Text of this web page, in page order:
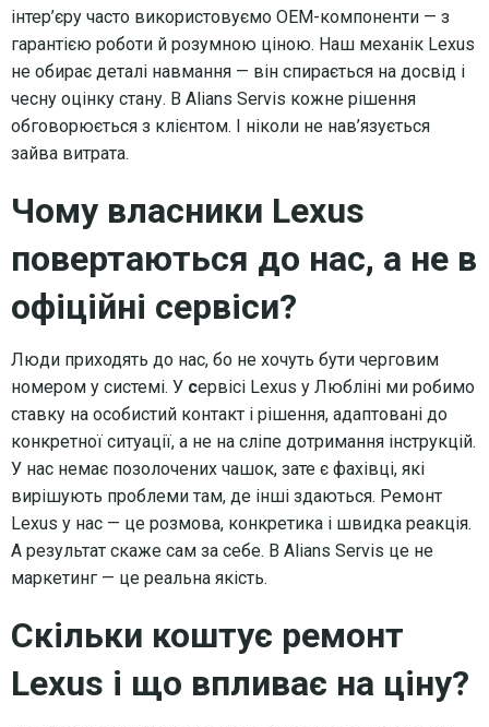
інтер’єру часто використовуємо OEM-компоненти — з
гарантією роботи й розумною ціною. Наш механік Lexus
не обирає деталі навмання — він спирається на досвід і
чесну оцінку стану. В Alians Servis кожне рішення
обговорюється з клієнтом. І ніколи не нав’язується
зайва витрата.
Чому власники Lexus
повертаються до нас, а не в
офіційні сервіси?
Люди приходять до нас, бо не хочуть бути черговим
номером у системі. У сервісі Lexus у Любліні ми робимо
ставку на особистий контакт і рішення, адаптовані до
конкретної ситуації, а не на сліпе дотримання інструкцій.
У нас немає позолочених чашок, зате є фахівці, які
вирішують проблеми там, де інші здаються. Ремонт
Lexus у нас — це розмова, конкретика і швидка реакція.
А результат скаже сам за себе. В Alians Servis це не
маркетинг — це реальна якість.
Скільки коштує ремонт
Lexus і що впливає на ціну?